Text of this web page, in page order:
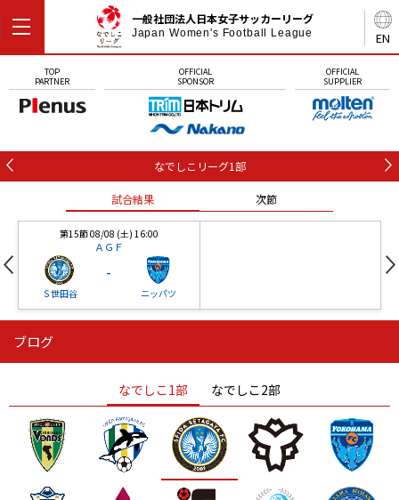
EN
一般社団法人日本女子サッカーリーグ
Japan Women's Football League
TOP
PARTNER
OFFICIAL
SPONSOR
OFFICIAL
SUPPLIER
なでしこリーグ1部
試合結果 次節
第15節 08/08 (土) 16:00
ＡＧＦ
Ｓ世田谷
-
ニッパツ
ニッパツ
ニッパツ 名古屋
石人の星
静岡 愛媛Ｌ
ブログ
なでしこ1部 なでしこ2部